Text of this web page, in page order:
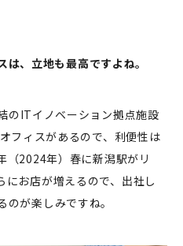
、立地も最高ですよね。
のITイノベーション拠点施設
フィスがあるので、利便性は
（2024年）春に新潟駅がリ
にお店が増えるので、出社し
が楽しみですね。